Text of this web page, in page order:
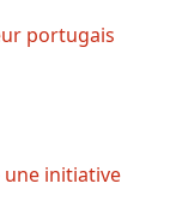
portugais
initiative